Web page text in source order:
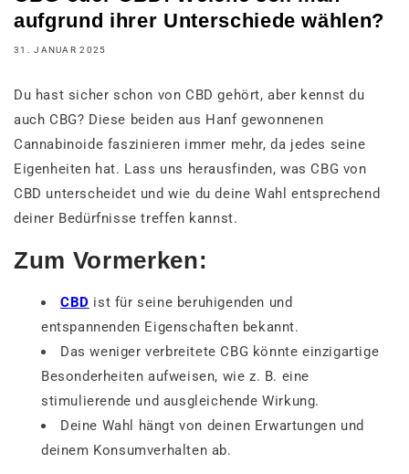
aufgrund ihrer Unterschiede wählen?
31. JANUAR 2025
Du hast sicher schon von CBD gehört, aber kennst du
auch CBG? Diese beiden aus Hanf gewonnenen
Cannabinoide faszinieren immer mehr, da jedes seine
Eigenheiten hat. Lass uns herausfinden, was CBG von
CBD unterscheidet und wie du deine Wahl entsprechend
deiner Bedürfnisse treffen kannst.
Zum Vormerken:
CBD ist für seine beruhigenden und
entspannenden Eigenschaften bekannt.
Das weniger verbreitete CBG könnte einzigartige
Besonderheiten aufweisen, wie z. B. eine
stimulierende und ausgleichende Wirkung.
Deine Wahl hängt von deinen Erwartungen und
deinem Konsumverhalten ab.